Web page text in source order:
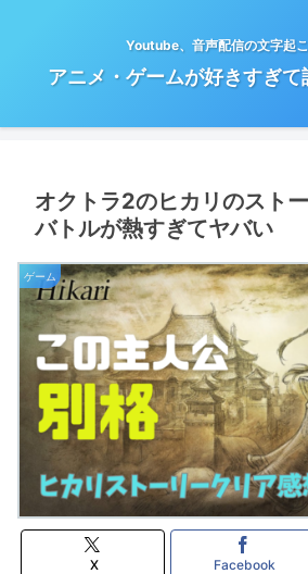
Youtube、音声配信の文字起
アニメ・ゲームが好きすぎ
オクトラ2のヒカリのスト
バトルが熱すぎてヤバい
ゲーム
X Facebook